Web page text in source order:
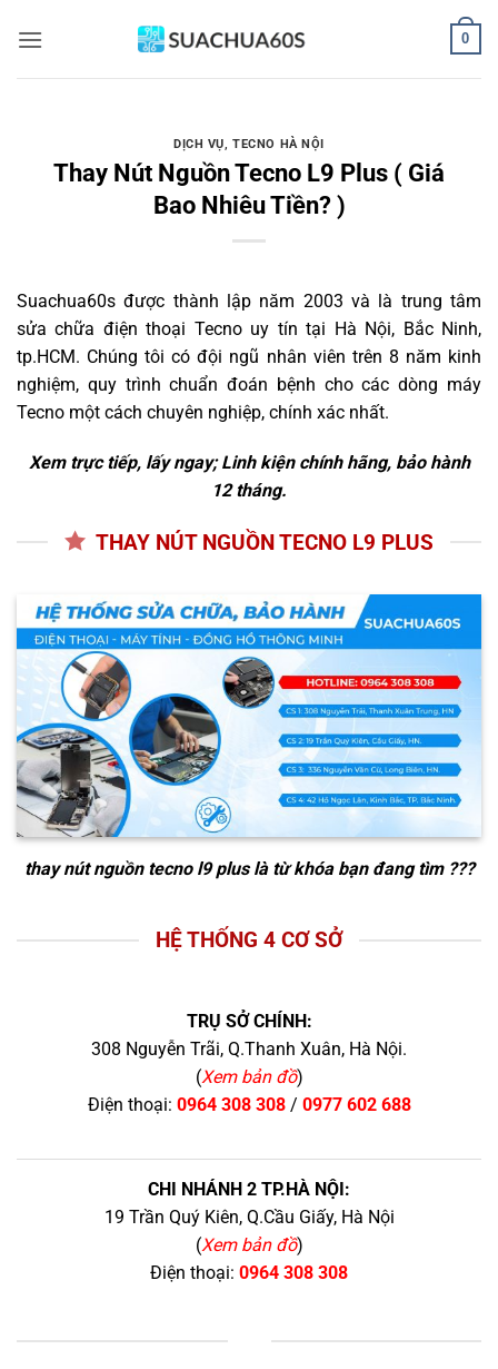
qua
0
DỊCH VỤ,TECNO HÀ NỘI
Thay Nút Nguồn Tecno L9 Plus ( Giá
Bao Nhiêu Tiền? )
Suachua60s được thành lập năm 2003 và là trung tâm
sửa chữa điện thoại Tecno uy tín tại Hà Nội, Bắc Ninh,
tp.HCM. Chúng tôi có đội ngũ nhân viên trên 8 năm kinh
nghiệm, quy trình chuẩn đoán bệnh cho các dòng máy
Tecno một cách chuyên nghiệp, chính xác nhất.
Xem trực tiếp, lấy ngay; Linh kiện chính hãng, bảo hành
12 tháng.
THAY NÚT NGUỒN TECNO L9 PLUS
thay nút nguồn tecno l9 pluslà từ khóa bạn đang tìm ???
HỆ THỐNG 4 CƠ SỞ
TRỤ SỞ CHÍNH:
308 Nguyễn Trãi, Q.Thanh Xuân, Hà Nội.
(Xem bản đồ)
Điện thoại: 0964 308 308/ 0977 602 688
CHI NHÁNH 2 TP.HÀ NỘI:
19 Trần Quý Kiên, Q.Cầu Giấy, Hà Nội
(Xem bản đồ)
Điện thoại: 0964 308 308